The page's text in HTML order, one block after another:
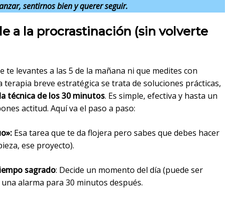
sentirnos bien y querer seguir.
a la procrastinación (sin volverte
te levantes a las 5 de la mañana ni que medites con
terapia breve estratégica se trata de soluciones prácticas,
la técnica de los 30 minutos. Es simple, efectiva y hasta un
actitud. Aquí va el paso a paso:
Esa tarea que te da flojera pero sabes que debes hacer
ese proyecto).
sagrado: Decide un momento del día (puede ser
alarma para 30 minutos después.